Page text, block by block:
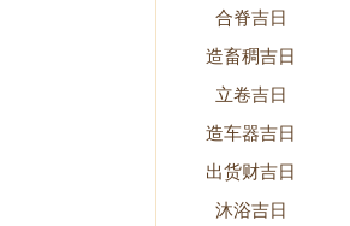
合脊吉日
造畜稠吉日
立卷吉日
造车器吉日
出货财吉日
沐浴吉日